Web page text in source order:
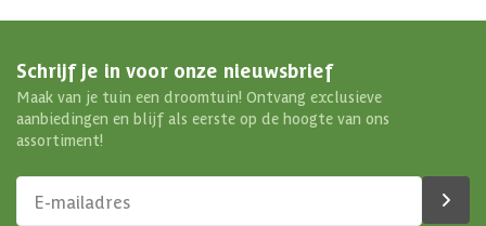
Schrijf je in voor onze nieuwsbrief
Maak van je tuin een droomtuin! Ontvang exclusieve
aanbiedingen en blijf als eerste op de hoogte van ons
assortiment!